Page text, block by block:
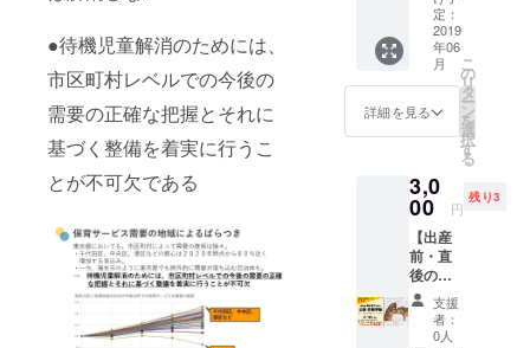
●待機児童解消のためには、
市区町村レベルでの今後の
需要の正確な把握とそれに
基づく整備を着実に行うこ
とが不可欠である
または3
組限
定） 本
リター
ンで
は、こ
ち1コマ
を受講
するこ
とがで
きま
す。
キャン
ペーン
終了
イメー
ジを膨
らまそ
所：渋
谷男女
ティセ
ンター
リス＞
対象：
出産
前・直
後のパ
パまた
子さん
の「父
親･両親
学級」
日時：6
月9日
（日）
内容：
(A)14:0
0～
15:15
お産の
日の１
日
(B)15:1
定：
2019
年06
月
詳細を見る
こ
の
リ
タ
ー
ン
を
選
択
す
る
3,0
00 円
残り3
【出産
前・直
後のパ
パへ
（新企
画）】
支援
者：
0人